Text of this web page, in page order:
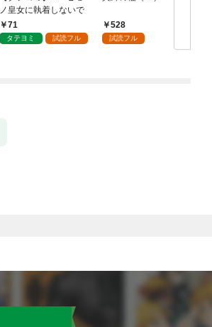
ノ皇女に執着しないで
71
タテヨミ 試読フル
528
試読フル